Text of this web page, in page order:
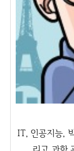
IT, 인공지능,